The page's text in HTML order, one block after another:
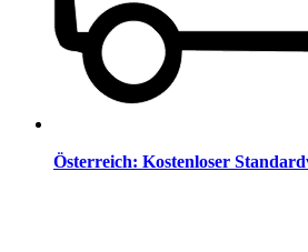
Österreich: Kostenloser